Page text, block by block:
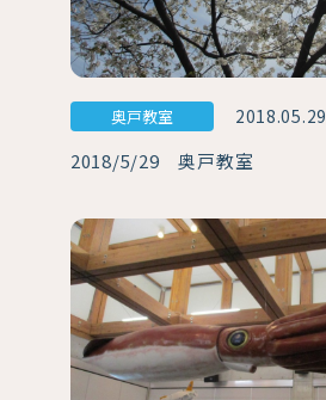
奥戸教室 2018.05.29
2018/5/29 奥戸教室